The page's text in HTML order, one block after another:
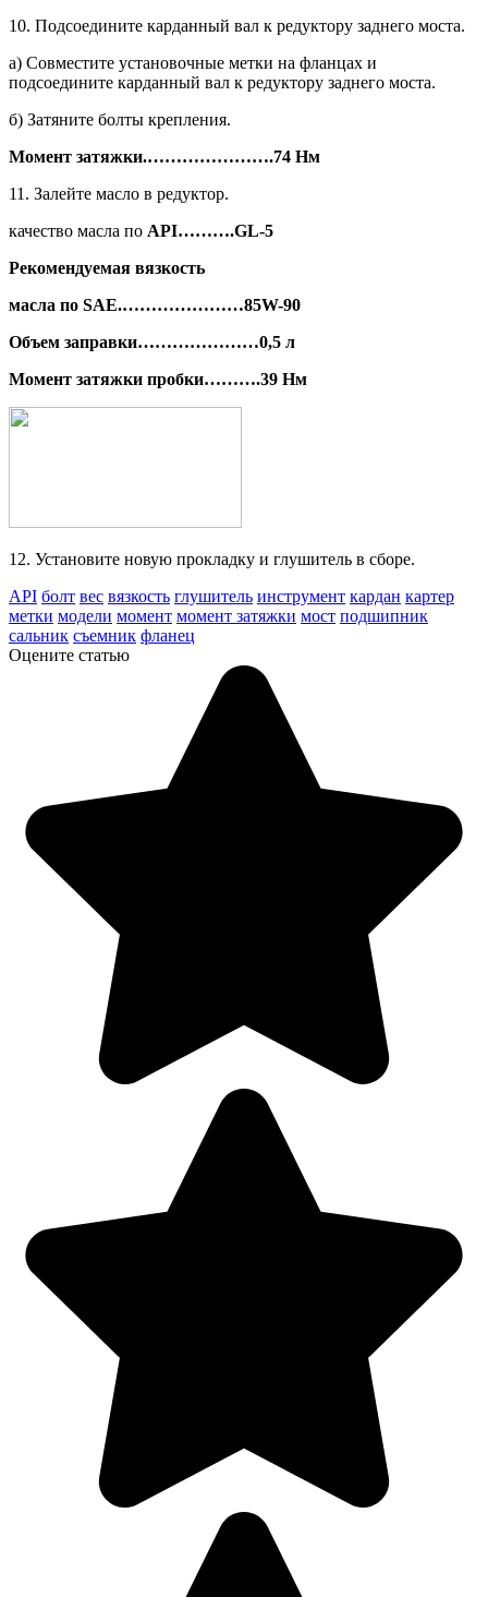
10. Подсоедините карданный вал к редуктору заднего моста.
а) Совместите установочные метки на фланцах и
подсоедините кардан­ный вал к редуктору заднего моста.
б) Затяните болты крепления.
Момент затяжки.………………….74 Нм
11. Залейте масло в редуктор.
качество масла по API……….GL-5
Рекомендуемая вязкость
масла по SAE.…………………85W-90
Объем заправки…………………0,5 л
Момент затяжки пробки……….39 Нм
12. Установите новую прокладку и глушитель в сборе.
API болт вес вязкость глушитель инструмент кардан картер
метки модели момент момент затяжки мост подшипник
сальник съемник фланец
Оцените статью